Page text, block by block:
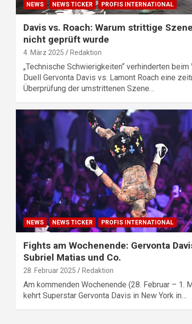
NEWS NEWS TICKER PROFIS INTERNATIONAL
Davis vs. Roach: Warum strittige Szene
nicht geprüft wurde
4. März 2025 Redaktion
„Technische Schwierigkeiten“ verhinderten beim
Duell Gervonta Davis vs. Lamont Roach eine
Überprüfung der umstrittenen Szene…
NEWS NEWS TICKER PROFIS INTERNATIONAL
Fights am Wochenende: Gervonta
Subriel Matias und Co.
28. Februar 2025 Redaktion
Am kommenden Wochenende (28. Februar – 1.
kehrt Superstar Gervonta Davis in New York in…